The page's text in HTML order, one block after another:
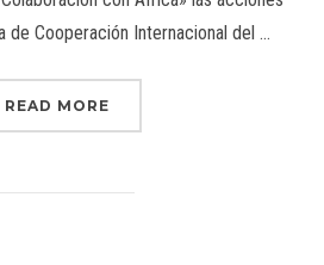
de Cooperación Internacional del …
READ MORE